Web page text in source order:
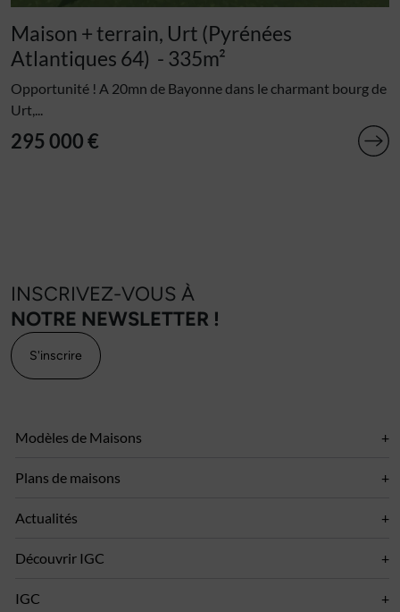
Maison + terrain, Urt (Pyrénées
Atlantiques 64) - 335m²
Opportunité ! A 20mn de Bayonne dans le charmant bourg de
Urt,...
295 000 €
INSCRIVEZ-VOUS À
NOTRE NEWSLETTER !
S'inscrire
Modèles de Maisons
Plans de maisons
Actualités
Découvrir IGC
IGC